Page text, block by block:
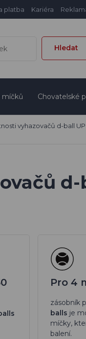
platba Kariéra
Hledat
míčků Chovatelské
vyhazovačů d-ball
Pro 4
zásobník
balls je
míčky,
balení.